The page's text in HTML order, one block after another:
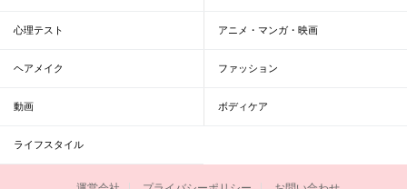
心理テスト アニメ・マンガ・映画
ヘアメイク ファッション
動画 ボディケア
ライフスタイル